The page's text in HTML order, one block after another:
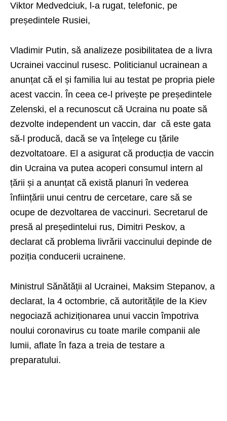
Viktor Medvedciuk, l-a rugat, telefonic, pe
președintele Rusiei,
Vladimir Putin, să analizeze posibilitatea de a livra
Ucrainei vaccinul rusesc. Politicianul ucrainean a
anunțat că el și familia lui au testat pe propria piele
acest vaccin. În ceea ce-l privește pe președintele
Zelenski, el a recunoscut că Ucraina nu poate să
dezvolte independent un vaccin, dar că este gata
să-l producă, dacă se va înțelege cu țările
dezvoltatoare. El a asigurat că producția de vaccin
din Ucraina va putea acoperi consumul intern al
țării și a anunțat că există planuri în vederea
înființării unui centru de cercetare, care să se
ocupe de dezvoltarea de vaccinuri. Secretarul de
presă al președintelui rus, Dimitri Peskov, a
declarat că problema livrării vaccinului depinde de
poziția conducerii ucrainene.
Ministrul Sănătății al Ucrainei, Maksim Stepanov, a
declarat, la 4 octombrie, că autoritățile de la Kiev
negociază achiziționarea unui vaccin împotriva
noului coronavirus cu toate marile companii ale
lumii, aflate în faza a treia de testare a
preparatului.